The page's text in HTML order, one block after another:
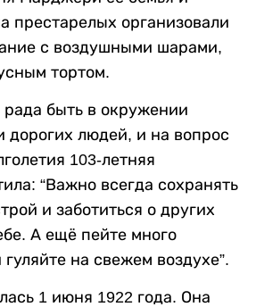
престарелых организовали
с воздушными шарами,
тортом.
быть в окружении
дорогих людей, и на вопрос
103-летняя
“Важно всегда сохранять
и заботиться о других
А ещё пейте много
на свежем воздухе”.
1 июня 1922 года. Она